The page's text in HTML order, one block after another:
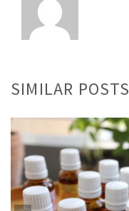
SIMILAR POSTS